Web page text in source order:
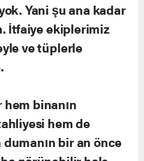
Yani şu ana kadar
İtfaiye ekiplerimiz
ve tüplerle
hem binanın
hem de
bir an önce